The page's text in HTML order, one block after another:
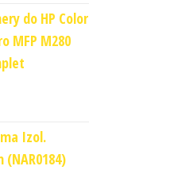
do HP Color
MFP M280
Izol.
(NAR0184)